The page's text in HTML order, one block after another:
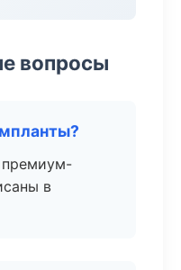
вопросы
премиум-
в